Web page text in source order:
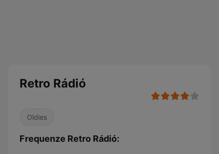
Retro Rádió
Oldies
Frequenze Retro Rádió: